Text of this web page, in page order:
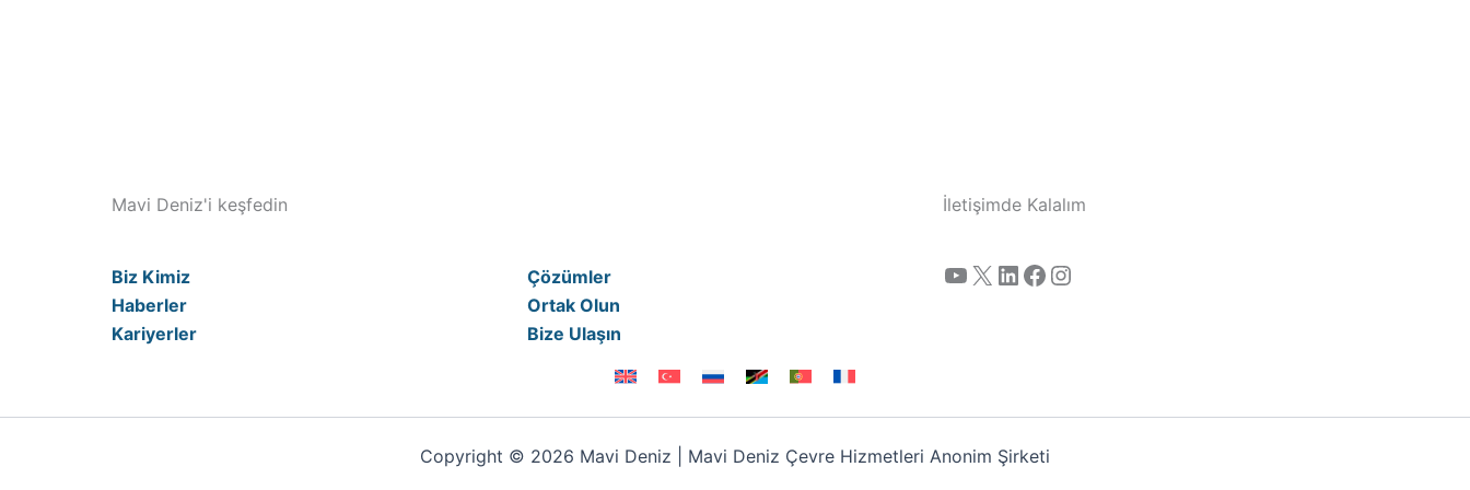
Mavi Deniz'i keşfedin İletişimde Kalalım
Biz Kimiz
Haberler
Kariyerler
Çözümler
Ortak Olun
Bize Ulaşın
YouTube X LinkedIn Facebook Instagram
Copyright © 2026 Mavi Deniz | Mavi Deniz Çevre Hizmetleri Anonim Şirketi